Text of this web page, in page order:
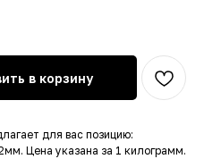
в корзину
для вас позицию:
Цена указана за 1 килограмм.